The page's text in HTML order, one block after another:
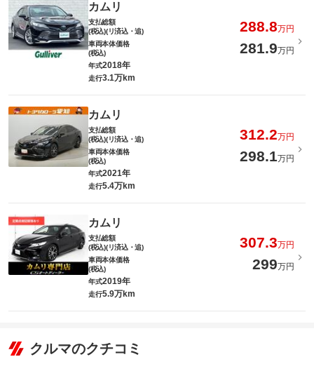
カムリ
支払総額
(税込)(リ済込・追)
288.8万円
車両本体価格
(税込)
281.9万円
年式2018年
走行3.1万km
カムリ
支払総額
(税込)(リ済込・追)
312.2万円
車両本体価格
(税込)
298.1万円
年式2021年
走行5.4万km
カムリ
支払総額
(税込)(リ済込・追)
307.3万円
車両本体価格
(税込)
299万円
年式2019年
走行5.9万km
クルマのクチコミ